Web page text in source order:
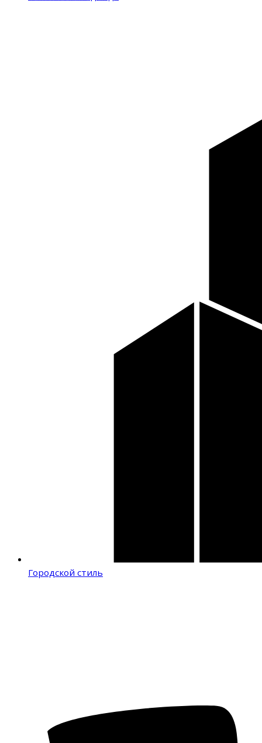
Городской стиль